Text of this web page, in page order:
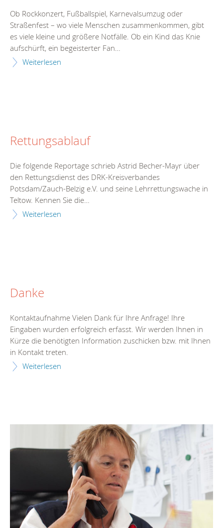
Ob Rockkonzert, Fußballspiel, Karnevalsumzug oder
Straßenfest – wo viele Menschen zusammenkommen, gibt
es viele kleine und größere Notfälle. Ob ein Kind das Knie
aufschürft, ein begeisterter Fan…
Weiterlesen
Rettungsablauf
Die folgende Reportage schrieb Astrid Becher-Mayr über
den Rettungsdienst des DRK-Kreisverbandes
Potsdam/Zauch-Belzig e.V. und seine Lehrrettungswache in
Teltow. Kennen Sie die…
Weiterlesen
Danke
Kontaktaufnahme Vielen Dank für Ihre Anfrage! Ihre
Eingaben wurden erfolgreich erfasst. Wir werden Ihnen in
Kürze die benötigten Information zuschicken bzw. mit Ihnen
in Kontakt treten.
Weiterlesen